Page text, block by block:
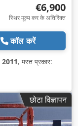
€6,900
स्थिर मूल्य कर के अतिरिक्त
कॉल करें
2011, मस्त प्रकार:
छोटा विज्ञापन